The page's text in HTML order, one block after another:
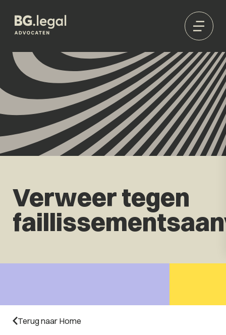
Verweer tegen
Terug naar Home